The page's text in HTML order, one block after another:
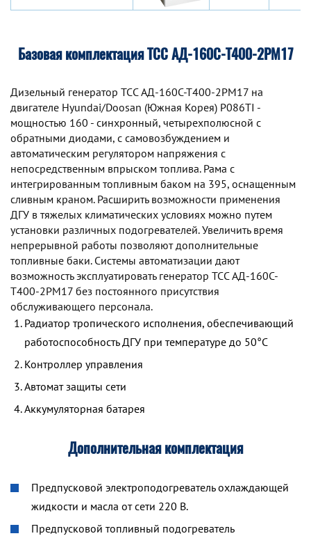
Базовая комплектация ТСС АД-160С-Т400-2РМ17
Дизельный генератор TCC АД-160С-Т400-2РМ17 на
двигателе Hyundai/Doosan (Южная Корея) P086TI -
мощностью 160 - синхронный, четырехполюсной с
обратными диодами, с самовозбуждением и
автоматическим регулятором напряжения с
непосредственным впрыском топлива. Рама с
интегрированным топливным баком на 395, оснащенным
сливным краном. Расширить возможности применения
ДГУ в тяжелых климатических условиях можно путем
установки различных подогревателей. Увеличить время
непрерывной работы позволяют дополнительные
топливные баки. Системы автоматизации дают
возможность эксплуатировать генератор TCC АД-160С-
Т400-2РМ17 без постоянного присутствия
обслуживающего персонала.
Радиатор тропического исполнения, обеспечивающий
работоспособность ДГУ при температуре до 50°С
Контроллер управления
Автомат защиты сети
Аккумуляторная батарея
Дополнительная комплектация
Предпусковой электроподогреватель охлаждающей
жидкости и масла от сети 220 В.
Предпусковой топливный подогреватель